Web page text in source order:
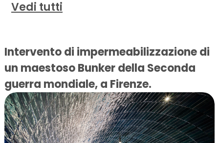
Vedi tutti
Intervento di impermeabilizzazione di
un maestoso Bunker della Seconda
guerra mondiale, a Firenze.